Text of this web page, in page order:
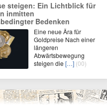
steigen: Ein Lichtblick für
inmitten
Bedenken
Eine neue Ära für
Goldpreise Nach einer
längeren
Abwärtsbewegung
steigen die […] (00)